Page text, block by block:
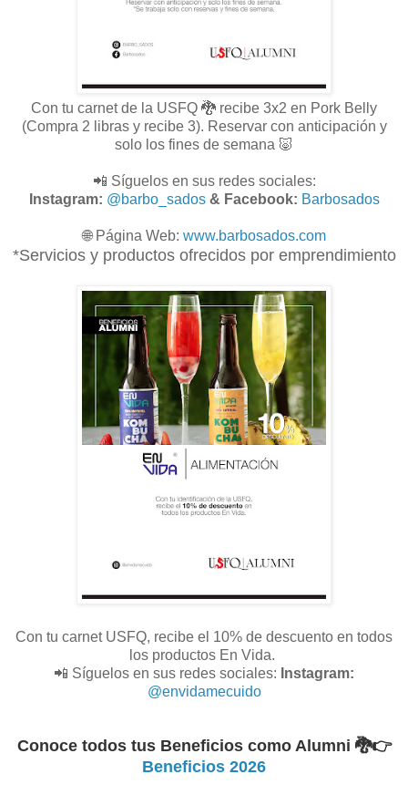
Con tu carnet de la USFQ 🐉 recibe 3x2 en Pork Belly
(Compra 2 libras y recibe 3). Reservar con anticipación y
solo los fines de semana 🐷
📲 Síguelos en sus redes sociales:
Instagram: @barbo_sados& Facebook: Barbosados
🌐 Página Web: www.barbosados.com
*Servicios y productos ofrecidos por emprendimiento
Con tu carnet USFQ, recibe el 10% de descuento en todos
los productos En Vida.
📲 Síguelos en sus redes sociales: Instagram:
@envidamecuido
Conoce todos tus Beneficios como Alumni 🐉👉
Beneficios 2026